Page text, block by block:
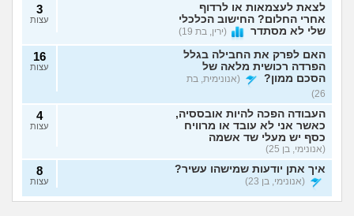
לצאת לעצמאות או לרדוף
אחרי החלום? החישוב הכלכלי
שלי לא מסתדר
(ירין, בת 19)
3
עצות
האם לפרק את החבילה בגלל
הפרדה רכושית מלאה של
הסכם ממון?
(אנונימית, בת
26)
16
עצות
העבודה הפכה להיות אובססיה,
כאשר אני לא עובד או מרוויח
כסף יש מעלי שד אשמה
(אנונימי, בן 25)
4
עצות
איך אתן יודעות שמישהו עשיר?
(אנונימי, בן 23)
8
עצות
יש לי הרבה הוצאות,
אמורה לקבל ירושה